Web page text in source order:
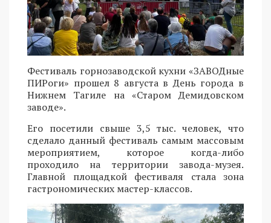
Фестиваль горнозаводской кухни «ЗАВОДные
ПИРоги» прошел 8 августа в День города в
Нижнем Тагиле на «Старом Демидовском
заводе».
Его посетили свыше 3,5 тыс. человек, что
сделало данный фестиваль самым массовым
мероприятием, которое когда-либо
проходило на территории завода-музея.
Главной площадкой фестиваля стала зона
гастрономических мастер-классов.